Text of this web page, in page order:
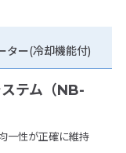
ター(冷却機能付)
テム（NB-
一性が正確に維持